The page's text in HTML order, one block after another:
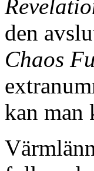
den
Chaos
kan man